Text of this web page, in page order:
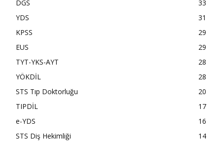
DGS
33
YDS
31
KPSS
29
EUS
29
TYT-YKS-AYT
28
YÖKDİL
28
STS Tıp Doktorluğu
20
TIPDİL
17
e-YDS
16
STS Diş Hekimliği
14